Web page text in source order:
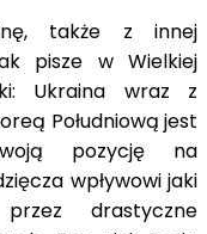
także z innej
pisze w Wielkiej
Ukraina wraz z
Południową jest
pozycję na
wpływowi jaki
drastyczne